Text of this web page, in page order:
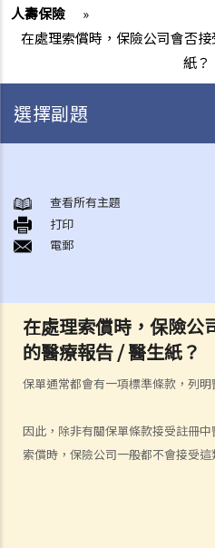
人壽保險
»
在處理索償時，保險公司會否
紙？
在處理索償時，保險公
的醫療報告 / 醫生紙？
保單通常都會有一項標準條款，列
因此，除非有關保單條款接受註冊
索償時，保險公司一般都不會接受這
選擇副題
A. 火葬
B. 骨灰安置所（靈灰安置所）
C. 土葬
E. 骨灰撒海
F. 遺體／骨殖／骨灰出入香港
人身傷亡
傷者本人
我受傷後，何時可提出申索？
如何就人身傷害提出申索？
查看所有主題
打印
電郵